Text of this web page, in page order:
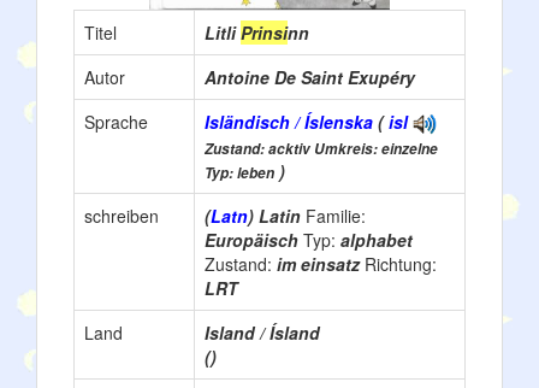
Titel LitliPrinsinn
Autor
Antoine De Saint Exupéry
Sprache
Isländisch / Íslenska (isl
Zustand: acktiv Umkreis: einzelne
Typ: leben )
schreiben
(Latn) Latin Familie:
Europäisch Typ: alphabet
Zustand: im einsatz Richtung:
LRT
Land
Island / Ísland
()